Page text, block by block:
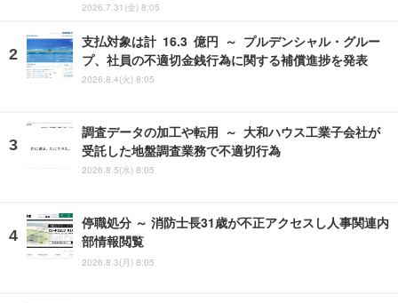
2026.7.31(金) 8:05
支払対象は計 16.3 億円 ～ プルデンシャル・グルー
プ、社員の不適切金銭行為に関する補償進捗を発表
2026.8.4(火) 8:05
調査データの加工や転用 ～ 大和ハウス工業子会社が
受託した地盤調査業務で不適切行為
2026.8.5(水) 8:05
停職処分 ～ 消防士長31歳が不正アクセスし人事関連内
部情報閲覧
2026.8.3(月) 8:05